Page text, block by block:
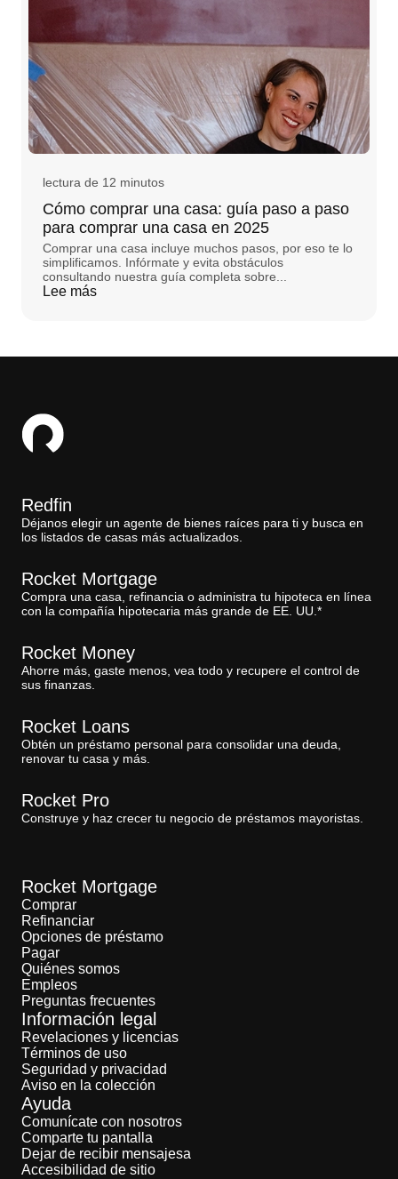
lectura de 12 minutos
Cómo comprar una casa: guía paso a paso
para comprar una casa en 2025
Comprar una casa incluye muchos pasos, por eso te lo
simplificamos. Infórmate y evita obstáculos
consultando nuestra guía completa sobre...
Lee más
Redfin
Déjanos elegir un agente de bienes raíces para ti y busca en
los listados de casas más actualizados.
Rocket Mortgage
Compra una casa, refinancia o administra tu hipoteca en línea
con la compañía hipotecaria más grande de EE. UU.*
Rocket Money
Ahorre más, gaste menos, vea todo y recupere el control de
sus finanzas.
Rocket Loans
Obtén un préstamo personal para consolidar una deuda,
renovar tu casa y más.
Rocket Pro
Construye y haz crecer tu negocio de préstamos mayoristas.
Rocket Mortgage
Comprar
Refinanciar
Opciones de préstamo
Pagar
Quiénes somos
Empleos
Preguntas frecuentes
Información legal
Revelaciones y licencias
Términos de uso
Seguridad y privacidad
Aviso en la colección
Ayuda
Comunícate con nosotros
Comparte tu pantalla
Dejar de recibir mensajesa
Accesibilidad de sitio